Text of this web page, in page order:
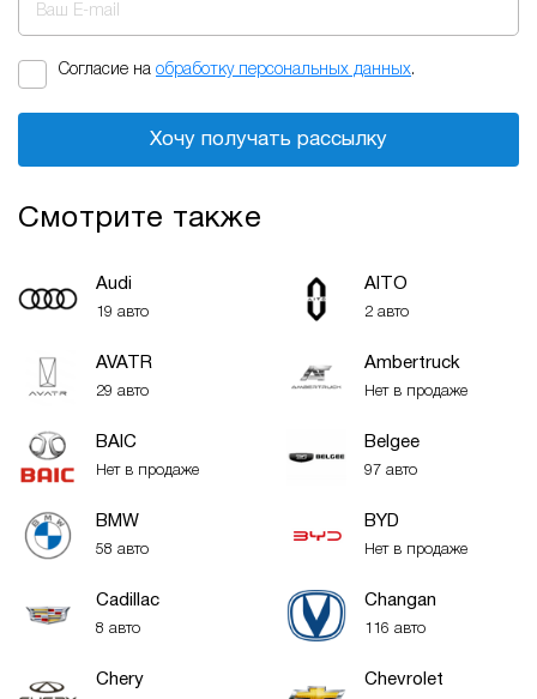
Ваш E-mail
Согласие на обработку персональных данных.
Хочу получать рассылку
Смотрите также
Audi
19 авто
AITO
2 авто
AVATR
29 авто
Ambertruck
Нет в продаже
BAIC
Нет в продаже
Belgee
97 авто
BMW
58 авто
BYD
Нет в продаже
Cadillac
8 авто
Changan
116 авто
Chery Chevrolet